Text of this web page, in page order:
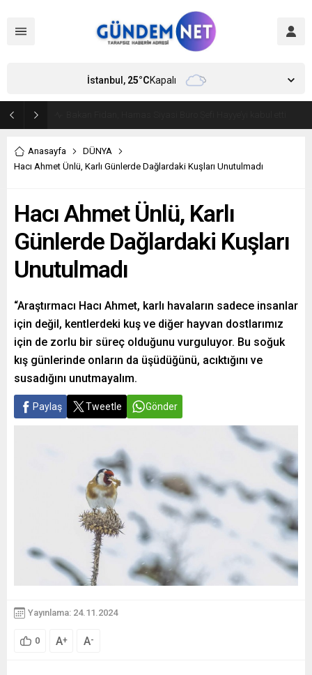
İstanbul, 25°CKapalı
Anasayfa
DÜNYA
Hacı Ahmet Ünlü, Karlı Günlerde Dağlardaki Kuşları Unutulmadı
Hacı Ahmet Ünlü, Karlı
Günlerde Dağlardaki Kuşları
Unutulmadı
“Araştırmacı Hacı Ahmet, karlı havaların sadece insanlar
için değil, kentlerdeki kuş ve diğer hayvan dostlarımız
için de zorlu bir süreç olduğunu vurguluyor. Bu soğuk
kış günlerinde onların da üşüdüğünü, acıktığını ve
susadığını unutmayalım.
Paylaş Tweetle Gönder
Yayınlama: 24.11.2024
0 A+ A-